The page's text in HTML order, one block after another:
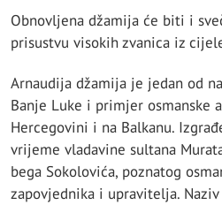
Obnovljena džamija će biti i
prisustvu visokih zvanica iz
Arnaudija džamija je jedan od
Banje Luke i primjer osmanske
Hercegovini i na Balkanu.
vrijeme vladavine sultana
bega Sokolovića, poznatog
zapovjednika i upravitelja.